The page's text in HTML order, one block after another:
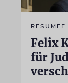
RESÜMEE
Felix
für